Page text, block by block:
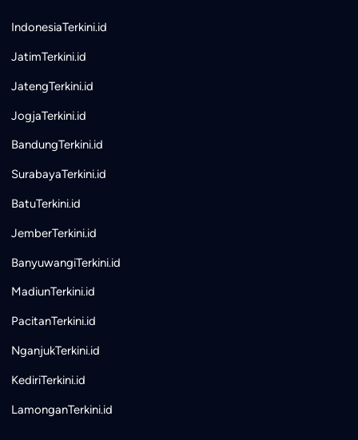
IndonesiaTerkini.id
JatimTerkini.id
JatengTerkini.id
JogjaTerkini.id
BandungTerkini.id
SurabayaTerkini.id
BatuTerkini.id
JemberTerkini.id
BanyuwangiTerkini.id
MadiunTerkini.id
PacitanTerkini.id
NganjukTerkini.id
KediriTerkini.id
LamonganTerkini.id